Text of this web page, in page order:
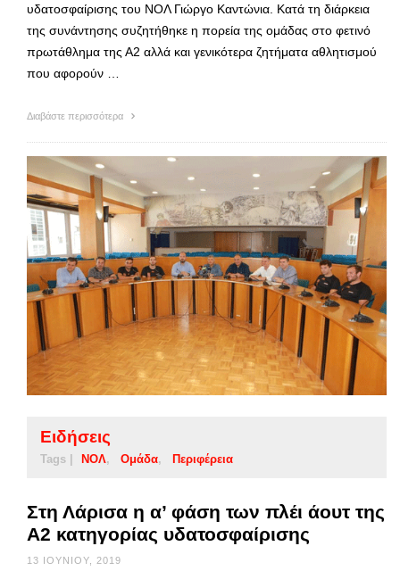
υδατοσφαίρισης του ΝΟΛ Γιώργο Καντώνια. Κατά τη διάρκεια
της συνάντησης συζητήθηκε η πορεία της ομάδας στο φετινό
πρωτάθλημα της Α2 αλλά και γενικότερα ζητήματα αθλητισμού
που αφορούν …
Διαβάστε περισσότερα
Ειδήσεις
Tags | ΝΟΛ Ομάδα Περιφέρεια
Στη Λάρισα η α’ φάση των πλέι άουτ της
Α2 κατηγορίας υδατοσφαίρισης
13 ΙΟΥΝΊΟΥ, 2019